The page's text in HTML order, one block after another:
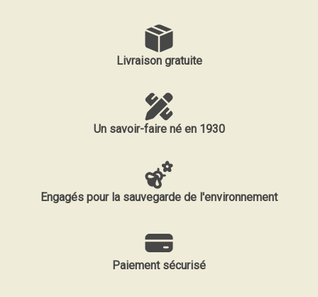
Livraison gratuite
Un savoir-faire né en 1930
Engagés pour la sauvegarde de l'environnement
Paiement sécurisé